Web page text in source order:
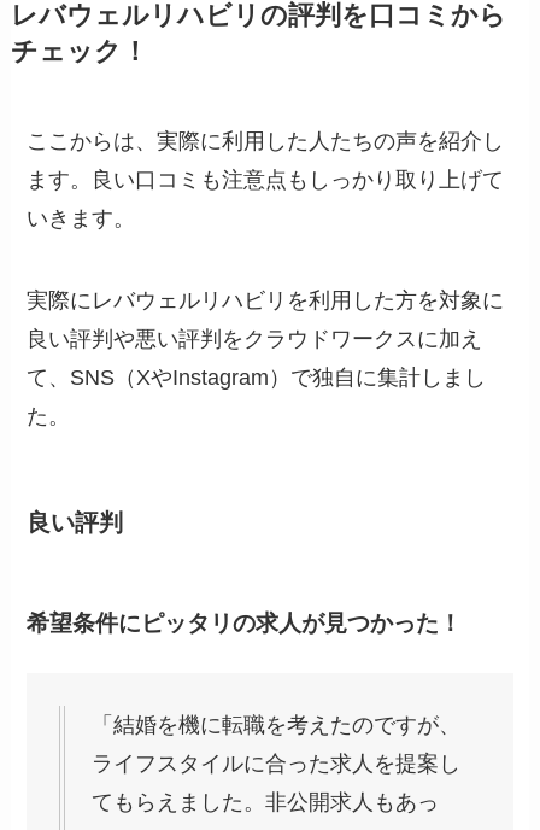
レバウェルリハビリの評判を口コミから
チェック！
ここからは、実際に利用した人たちの声を紹介し
ます。良い口コミも注意点もしっかり取り上げて
いきます。
実際にレバウェルリハビリを利用した方を対象に
良い評判や悪い評判をクラウドワークスに加え
て、SNS（XやInstagram）で独自に集計しまし
た。
良い評判
希望条件にピッタリの求人が見つかった！
「結婚を機に転職を考えたのですが、
ライフスタイルに合った求人を提案し
てもらえました。非公開求人もあっ